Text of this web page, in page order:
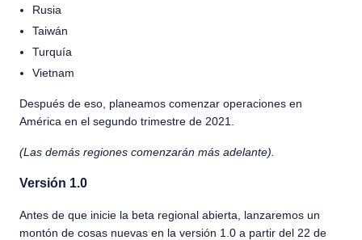
Rusia
Taiwán
Turquía
Vietnam
Después de eso, planeamos comenzar operaciones en
América en el segundo trimestre de 2021.
(Las demás regiones comenzarán más adelante).
Versión 1.0
Antes de que inicie la beta regional abierta, lanzaremos un
montón de cosas nuevas en la versión 1.0 a partir del 22 de